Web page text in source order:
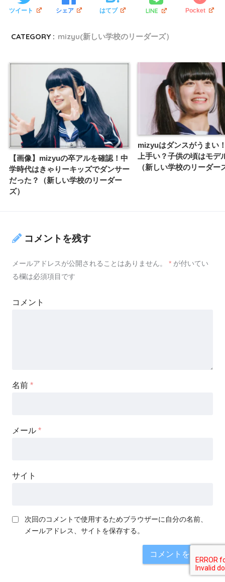
ツイート シェア はてブ LINE Pocket
CATEGORY : mizyu(新しい学校のリーダーズ）
【画像】mizyuの卒アルを確認！中
学時代はきゃりーキッズでダンサー
だった？（新しい学校のリーダー
ズ）
mizyuはダンスがうまい
上手い？子供の頃はモデ
（新しい学校のリーダー
コメントを残す
メールアドレスが公開されることはありません。 * が付いてい
る欄は必須項目です
コメント
名前 *
メール *
サイト
次回のコメントで使用するためブラウザーに自分の名前、
メールアドレス、サイトを保存する。